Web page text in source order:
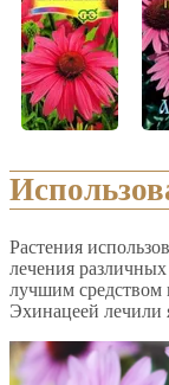
Растения
лечения
лучшим средством
Эхинацеей лечили